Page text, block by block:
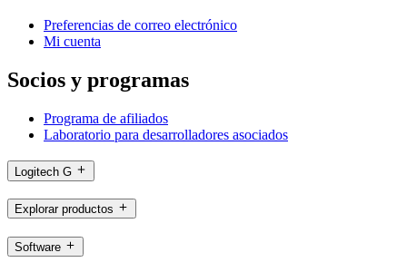
Preferencias de correo electrónico
Mi cuenta
Socios y programas
Programa de afiliados
Laboratorio para desarrolladores asociados
Logitech G
Explorar productos
Software